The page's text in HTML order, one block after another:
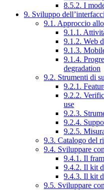
8.5.2. I
9. Sviluppo
9.1. Approccio
9.1.1.
9.1.2. Web
9.1.3.
9.1.4.
degradation
9.2. Strumenti di
9.2.1.
9.2.2.
use
9.2.3.
9.2.4.
9.2.5.
9.3. Catalogo del
9.4. Sviluppare
9.4.1. Il
9.4.2. Il kit
9.4.3. Il kit
9.5. Sviluppare